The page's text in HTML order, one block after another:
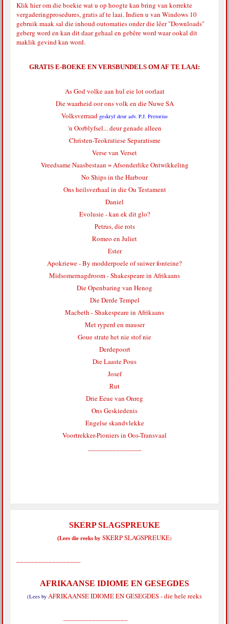
Klik hierom die boekie wat u op hoogte kan bring van korrekte
vergaderingprosedures, gratis af te laai. Indien u van Windows 10
gebruik maak sal die inhoud outomaties onder die lêer "Downloads"
geberg word en kan dit daar gehaal en gebêre word waar ookal dit
maklik gevind kan word.
GRATIS E-BOEKE EN VERSBUNDELS OM AF TE LAAI:
As God volke aan hul eie lot oorlaat
Die waarheid oor ons volk en die Nuwe SA
Volksverraad geskryf deur adv. P.J. Pretorius
'n Oorblyfsel... deur genade alleen
Christen-Teokratiese Separatisme
Verse van Verset
Vreedsame Naasbestaan = Afsonderlike Ontwikkeling
No Ships in the Harbour
Ons heilsverhaal in die Ou Testament
Daniel
Evolusie - kan ek dit glo?
Petrus, die rots
Romeo en Juliet
Ester
Apokriewe - By modderpoele of suiwer fonteine?
Midsomernagdroom - Shakespeare in Afrikaans
Die Openbaring van Henog
Die Derde Tempel
Macbeth - Shakespeare in Afrikaans
Met ryperd en mauser
Goue strate het nie stof nie
Derdepoort
Die Laaste Pous
Josef
Rut
Drie Eeue van Onreg
Ons Geskiedenis
Engelse skandvlekke
Voortrekker-Pioniers in Oos-Transvaal
SKERP SLAGSPREUKE
(Lees die reeks by SKERP SLAGSPREUKE)
AFRIKAANSE IDIOME EN GESEGDES
(Lees by AFRIKAANSE IDIOME EN GESEGDES - die hele reeks